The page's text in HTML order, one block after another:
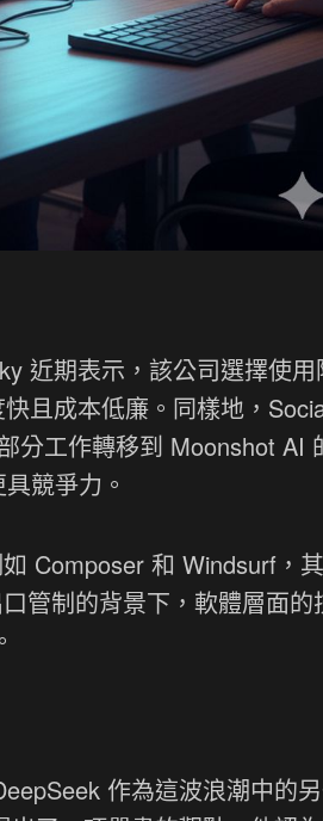
近期表示，該公司選擇使用
且成本低廉。同樣地，
分工作轉移到 Moonshot AI
競爭力。
Composer 和 Windsurf，
管制的背景下，軟體層面的
作為這波浪潮中的